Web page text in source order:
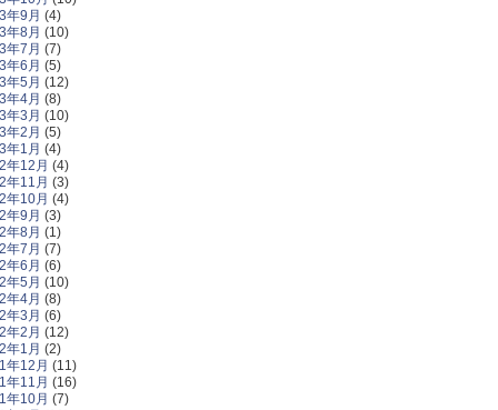
年9月 (4)
年8月 (10)
年7月 (7)
年6月 (5)
年5月 (12)
年4月 (8)
年3月 (10)
年2月 (5)
年1月 (4)
年12月 (4)
年11月 (3)
年10月 (4)
年9月 (3)
年8月 (1)
年7月 (7)
年6月 (6)
年5月 (10)
年4月 (8)
年3月 (6)
年2月 (12)
年1月 (2)
年12月 (11)
年11月 (16)
年10月 (7)